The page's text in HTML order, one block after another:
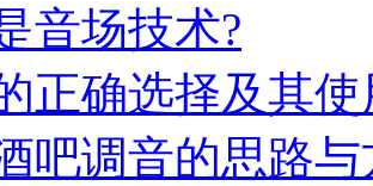
音场技术?
正确选择及其使
吧调音的思路与